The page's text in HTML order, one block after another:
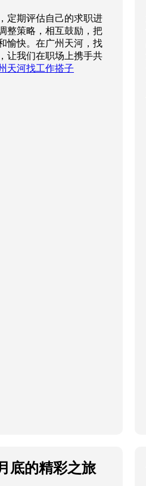
定期评估自己的求职进
整策略，相互鼓励，把
愉快。在广州天河，找
让我们在职场上携手共
天河找工作搭子
底的精彩之旅